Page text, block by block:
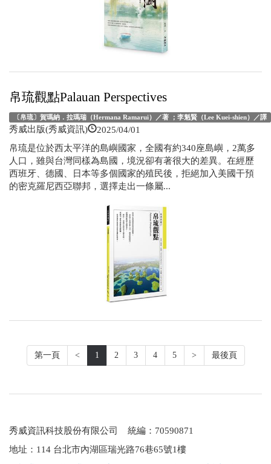
帛琉觀點Palauan Perspectives
〔帛琉〕賀瑪納．拉瑪瑞（Hermana Ramarui）／著 ；李魁賢（Lee Kuei-shien）／譯
秀威出版(秀威資訊) 2025/04/01
帛琉是位於西太平洋的島嶼國家，全國有約340座島嶼，2萬多
人口，雖與台灣同樣為島國，境況卻有著很大的差異。在經歷
西班牙、德國、日本等多個國家的殖民後，拒絕加入美國干預
的密克羅尼西亞聯邦，選擇走出一條屬...
第一頁 < 1 2 3 4 5 > 最後頁
秀威資訊科技股份有限公司 統編：70590871
地址：114 台北市內湖區瑞光路76巷65號1樓